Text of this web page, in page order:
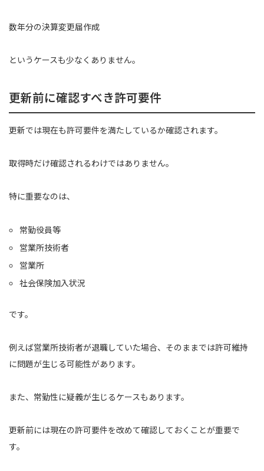
数年分の決算変更届作成
というケースも少なくありません。
更新前に確認すべき許可要件
更新では現在も許可要件を満たしているか確認されます。
取得時だけ確認されるわけではありません。
特に重要なのは、
常勤役員等
営業所技術者
営業所
社会保険加入状況
です。
例えば営業所技術者が退職していた場合、そのままでは許可維持
に問題が生じる可能性があります。
また、常勤性に疑義が生じるケースもあります。
更新前には現在の許可要件を改めて確認しておくことが重要で
す。